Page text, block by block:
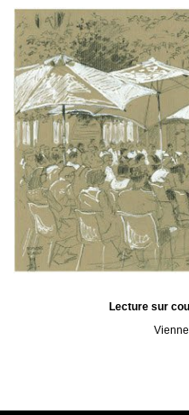
Lecture sur